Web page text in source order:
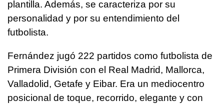
plantilla. Además, se caracteriza por su
personalidad y por su entendimiento del
futbolista.
Fernández jugó 222 partidos como futbolista de
Primera División con el Real Madrid, Mallorca,
Valladolid, Getafe y Eibar. Era un mediocentro
posicional de toque, recorrido, elegante y con